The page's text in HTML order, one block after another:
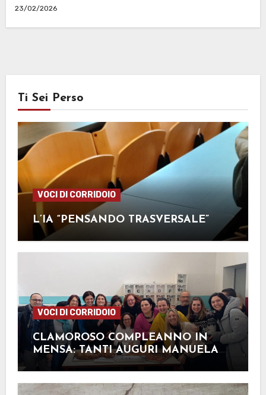
23/02/2026
Ti Sei Perso
VOCI DI CORRIDOIO
L’IA “PENSANDO TRASVERSALE”
VOCI DI CORRIDOIO
CLAMOROSO COMPLEANNO IN
MENSA: TANTI AUGURI MANUELA
FERRI!